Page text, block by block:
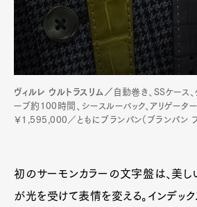
ヴィルレ ウルトラスリム／ 自動巻き、SSケース
ーブ約100時間、シースルーバック、アリゲータ
￥1,595,000／ともにブランパン（ブランパン ブ
初のサーモンカラーの文字盤は、美し
が光を受けて表情を変える。インデッ